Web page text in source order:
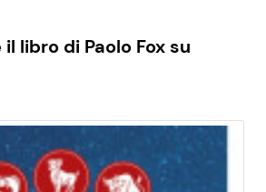
libro di Paolo Fox su